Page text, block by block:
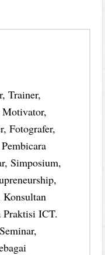
Trainer,
Fotografer,
Simposium,
Konsultan
Praktisi ICT.